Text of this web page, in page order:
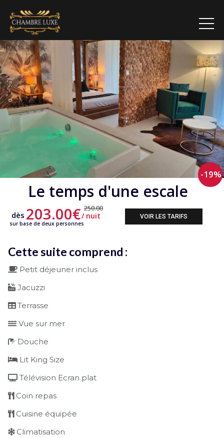
Le temps d'une escale
dès 203.00€
VOIR LES TARIFS
sur base de deux personnes
/ nuit
-19%
250.00
Cette suite comprend :
Petit déjeuner inclus
Jacuzzi
Terrasse
Vue sur mer
Douche
Lit King Size
Télévision Ecran plat
Coin repas
Cuisine équipée
Climatisation